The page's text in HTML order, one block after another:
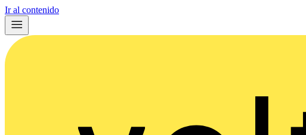
Ir al contenido